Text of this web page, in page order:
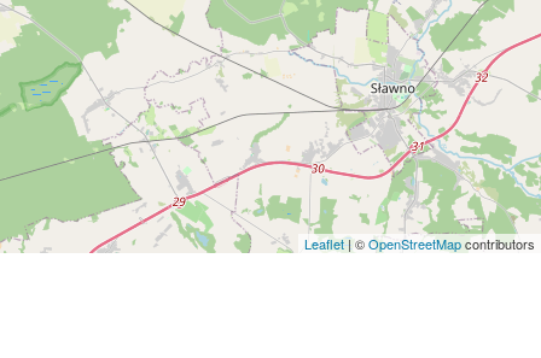
Leaflet| ©OpenStreetMapcontributors